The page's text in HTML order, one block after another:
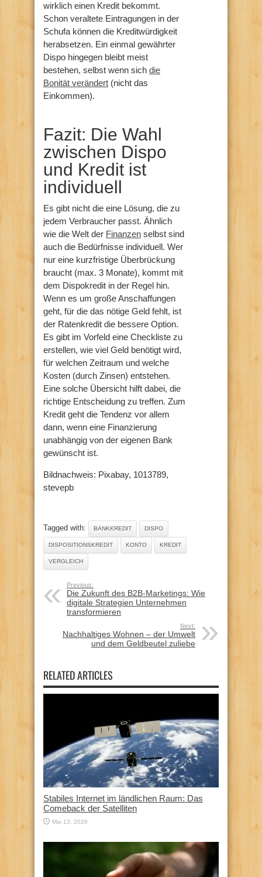
wirklich einen Kredit bekommt.
Schon veraltete Eintragungen in der
Schufa können die Kreditwürdigkeit
herabsetzen. Ein einmal gewährter
Dispo hingegen bleibt meist
bestehen, selbst wenn sich die
Bonität verändert (nicht das
Einkommen).
Fazit: Die Wahl
zwischen Dispo
und Kredit ist
individuell
Es gibt nicht die eine Lösung, die zu
jedem Verbraucher passt. Ähnlich
wie die Welt der Finanzen selbst sind
auch die Bedürfnisse individuell. Wer
nur eine kurzfristige Überbrückung
braucht (max. 3 Monate), kommt mit
dem Dispokredit in der Regel hin.
Wenn es um große Anschaffungen
geht, für die das nötige Geld fehlt, ist
der Ratenkredit die bessere Option.
Es gibt im Vorfeld eine Checkliste zu
erstellen, wie viel Geld benötigt wird,
für welchen Zeitraum und welche
Kosten (durch Zinsen) entstehen.
Eine solche Übersicht hilft dabei, die
richtige Entscheidung zu treffen. Zum
Kredit geht die Tendenz vor allem
dann, wenn eine Finanzierung
unabhängig von der eigenen Bank
gewünscht ist.
Bildnachweis: Pixabay, 1013789,
stevepb
Tagged with: BANKKREDIT DISPO
DISPOSITIONSKREDIT KONTO KREDIT
VERGLEICH
Previous:
Die Zukunft des B2B-Marketings: Wie
digitale Strategien Unternehmen
transformieren
Next:
Nachhaltiges Wohnen – der Umwelt
und dem Geldbeutel zuliebe
RELATED ARTICLES
Stabiles Internet im ländlichen Raum: Das
Comeback der Satelliten
Mai 13, 2026